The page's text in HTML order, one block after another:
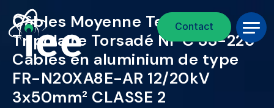
Aller au contenu principal
Contact
Fil d'Ariane
Câbles Moyenne Tension
Tripolaire Torsadé NF C 33-226
Câbles en aluminium de type
FR-N20XA8E-AR 12/20kV
3x50mm² CLASSE 2